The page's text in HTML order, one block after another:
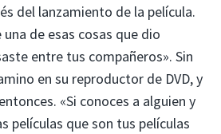
del lanzamiento de la película.
de esas cosas que dio
entre tus compañeros». Sin
en su reproductor de DVD, y
«Si conoces a alguien y
películas que son tus películas